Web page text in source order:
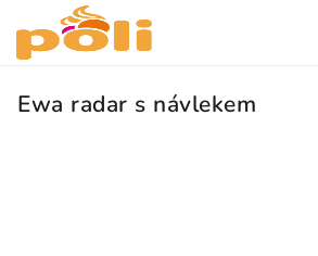
Ewa radar s návlekem